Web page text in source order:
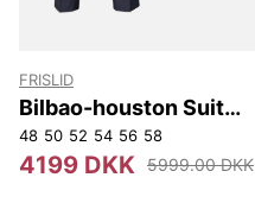
FRISLID
Bilbao-houston Suit
Slim
48 50 52 54 56 58
4199 DKK 5999.00 DKK